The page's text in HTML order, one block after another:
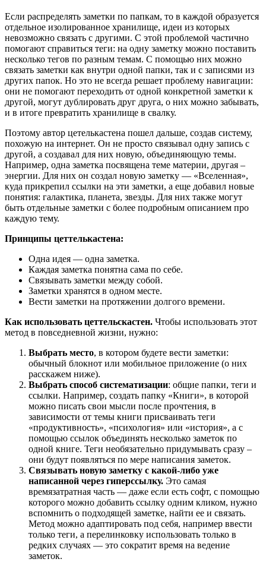
Если распределять заметки по папкам, то в каждой образуется
отдельное изолированное хранилище, идеи из которых
невозможно связать с другими. С этой проблемой частично
помогают справиться теги: на одну заметку можно поставить
несколько тегов по разным темам. С помощью них можно
связать заметки как внутри одной папки, так и с записями из
других папок. Но это не всегда решает проблему навигации:
они не помогают переходить от одной конкретной заметки к
другой, могут дублировать друг друга, о них можно забывать,
и в итоге превратить хранилище в свалку.
Поэтому автор цетелькастена пошел дальше, создав систему,
похожую на интернет. Он не просто связывал одну запись с
другой, а создавал для них новую, объединяющую темы.
Например, одна заметка посвящена теме материи, другая –
энергии. Для них он создал новую заметку — «Вселенная»,
куда прикрепил ссылки на эти заметки, а еще добавил новые
понятия: галактика, планета, звезды. Для них также могут
быть отдельные заметки с более подробным описанием про
каждую тему.
Принципы цеттелькастена:
Одна идея — одна заметка.
Каждая заметка понятна сама по себе.
Связывать заметки между собой.
Заметки хранятся в одном месте.
Вести заметки на протяжении долгого времени.
Как использовать цеттельскастен. Чтобы использовать этот
метод в повседневной жизни, нужно:
Выбрать место, в котором будете вести заметки:
обычный блокнот или мобильное приложение (о них
расскажем ниже).
Выбрать способ систематизации: общие папки, теги и
ссылки. Например, создать папку «Книги», в которой
можно писать свои мысли после прочтения, в
зависимости от темы книги присваивать теги
«продуктивность», «психология» или «история», а с
помощью ссылок объединять несколько заметок по
одной книге. Теги необязательно придумывать сразу –
они будут появляться по мере написания заметок.
Связывать новую заметку с какой-либо уже
написанной через гиперссылку. Это самая
времязатратная часть — даже если есть софт, с помощью
которого можно добавить ссылку одним кликом, нужно
вспомнить о подходящей заметке, найти ее и связать.
Метод можно адаптировать под себя, например ввести
только теги, а перелинковку использовать только в
редких случаях — это сократит время на ведение
заметок.